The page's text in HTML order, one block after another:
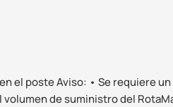
el poste Aviso: • Se requiere
volumen de suministro del